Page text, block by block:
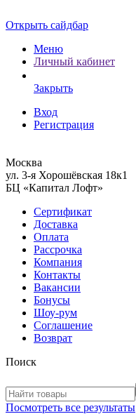
Открыть сайдбар
Меню
Личный кабинет
Закрыть
Вход
Регистрация
Москва
ул. 3-я Хорошёвская 18к1
БЦ «Капитал Лофт»
Сертификат
Доставка
Оплата
Рассрочка
Компания
Контакты
Вакансии
Бонусы
Шоу-рум
Соглашение
Возврат
Поиск
Посмотреть все результаты